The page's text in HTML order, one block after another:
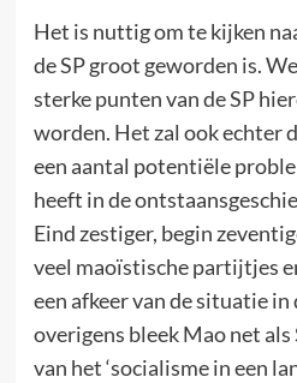
Het is nuttig om te kijken
de SP groot geworden is.
sterke punten van de SP
worden. Het zal ook echter
een aantal potentiële
heeft in de
Eind zestiger, begin
veel maoïstische partijtjes
een afkeer van de situatie
overigens bleek Mao net
van het ‘socialisme in een